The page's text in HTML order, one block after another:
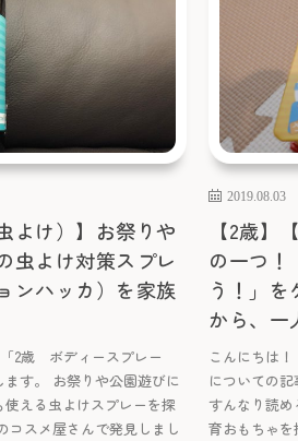
よけ）】お祭りや
虫よけ対策スプレ
ンハッカ）を家族
2歳 ボディースプレー
ます。 お祭りや公園遊びに
える虫よけスプレーを探
コスメ屋さんで発見しまし
2019.08.03
【2歳】
の一つ！
う！」
から、一
こんにちは
についての
すんなり読
育おもちゃ